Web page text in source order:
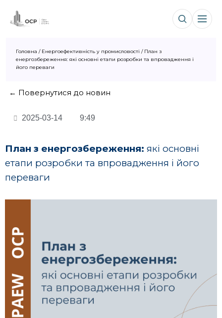
Головна / Енергоефективність у промисловості / План з
енергозбереження: які основні етапи розробки та впровадження і
його переваги
← Повернутися до новин
2025-03-14 9:49
План з енергозбереження: які основні
етапи розробки та впровадження і його
переваги